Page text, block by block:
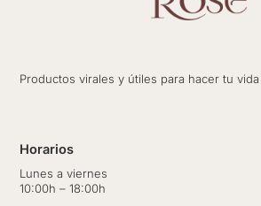
Productos virales y útiles para hacer tu vida
Horarios
Lunes a viernes
10:00h – 18:00h